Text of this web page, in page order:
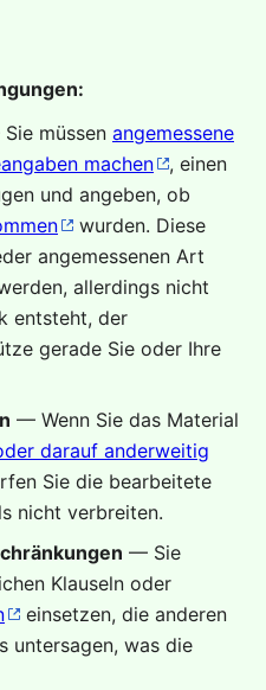
müssen angemessene
machen
, einen
und angeben, ob
wurden. Diese
angemessenen Art
allerdings nicht
entsteht, der
gerade Sie oder Ihre
— Wenn Sie das Material
darauf anderweitig
Sie die bearbeitete
nicht verbreiten.
— Sie
Klauseln oder
einsetzen, die anderen
untersagen, was die